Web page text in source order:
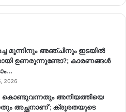
മൂന്നിനും അഞ്ചിനും ഇടയിൽ
ഉണരുന്നുണ്ടോ?; കാരണങ്ങള്‍
2026
കൊണ്ടുവന്നതും അനിയത്തിയെ
അച്ഛനാണ്’; ക്രൂരതയുടെ